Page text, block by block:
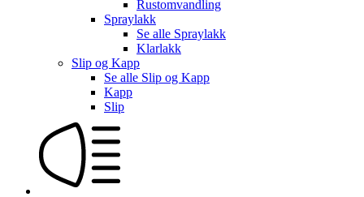
Rustomvandling
Spraylakk
Se alle Spraylakk
Klarlakk
Slip og Kapp
Se alle Slip og Kapp
Kapp
Slip